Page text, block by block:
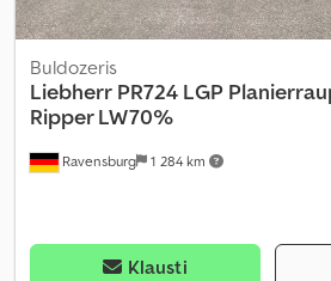
Ravensburg 1 284 km
Buldozeris
Liebherr PR724 LGP
Ripper LW70%
Klausti